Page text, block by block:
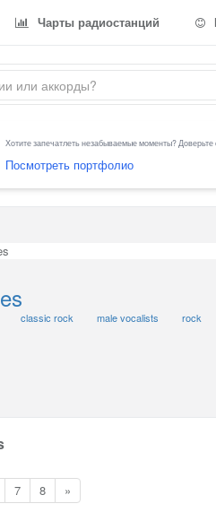
Чарты радиостанций
Хотите запечатлеть незабываемые моменты?
Посмотреть портфолио
classic rock male vocalists rock
7 8 »